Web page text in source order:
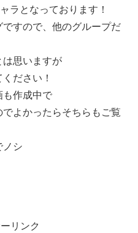
ラとなっております！
すので、他のグループだ
は思いますが
ださい！
も作成中で
よかったらそちらもご覧
ノシ
リンク